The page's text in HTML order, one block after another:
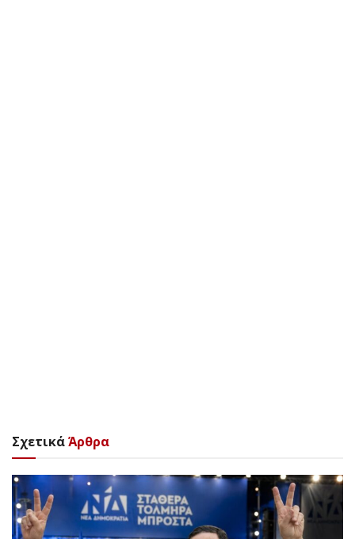
ΣχετικάΆρθρα